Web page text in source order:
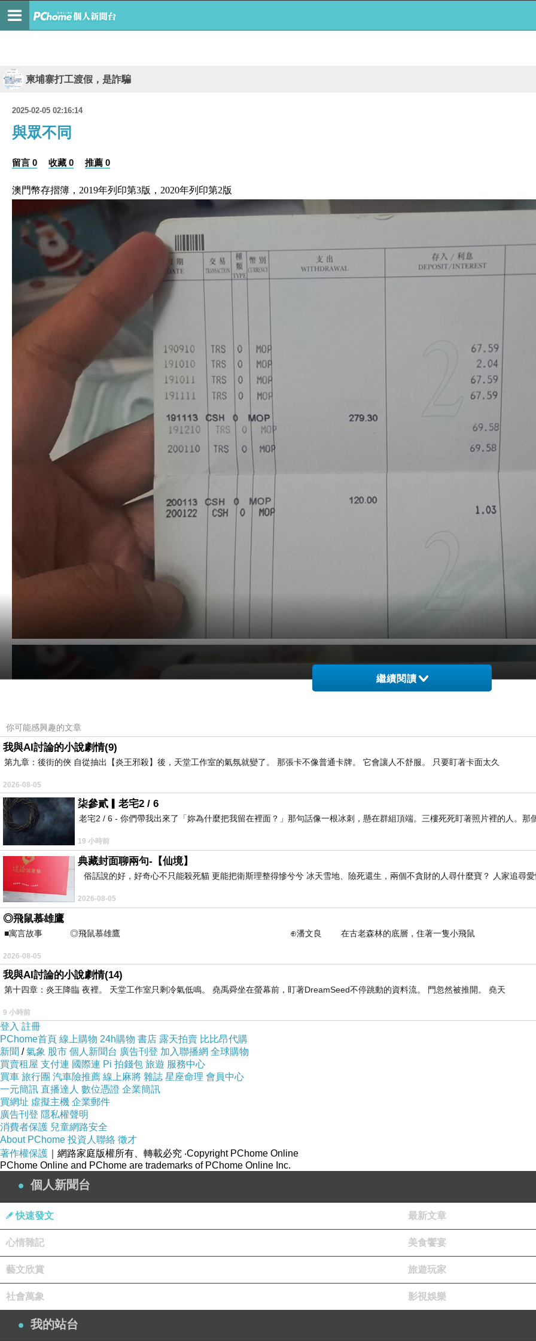
柬埔寨打工渡假，是詐騙
2025-02-05 02:16:14
與眾不同
留言 0 收藏 0 推薦 0
澳門幣存摺簿，2019年列印第3版，2020年列印第2版
上一篇：第五次
繼續閱讀
你可能感興趣的文章
我與AI討論的小說劇情(9)
第九章：後街的俠 自從抽出【炎王邪殺】後，天堂工作室的氣氛就變了。 那張卡不像普通卡牌。 它會讓人不舒服。 只要盯著卡面太久
2026-08-05
柒參貳▎老宅2 / 6
老宅2 / 6 - 你們帶我出來了「妳為什麼把我留在裡面？」那句話像一根冰刺，懸在群組頂端。三樓死死盯著照片裡的人。那
19 小時前
典藏封面聊兩句-【仙境】
俗話說的好，好奇心不只能殺死貓 更能把衛斯理整得慘兮兮 冰天雪地、險死還生，兩個不貪財的人尋什麼寶？ 人家追尋愛
2026-08-05
◎飛鼠慕雄鷹
■寓言故事 ◎飛鼠慕雄鷹 ⊕潘文良 在古老森林的底層，住著一隻小飛鼠
2026-08-05
我與AI討論的小說劇情(14)
第十四章：炎王降臨 夜裡。 天堂工作室只剩冷氣低鳴。 堯禹舜坐在螢幕前，盯著DreamSeed不停跳動的資料流。 門忽然被推開。 堯天
9 小時前
登入 註冊
PChome首頁 線上購物 24h購物 書店 露天拍賣 比比昂代購
新聞 /氣象 股市 個人新聞台 廣告刊登 加入聯播網 全球購物
買賣租屋 支付連 國際連 Pi 拍錢包 旅遊 服務中心
買車 旅行團 汽車險推薦 線上麻將 雜誌 星座命理 會員中心
一元簡訊 直播達人 數位憑證 企業簡訊
買網址 虛擬主機 企業郵件
廣告刊登 隱私權聲明
消費者保護 兒童網路安全
About PChome 投資人聯絡 徵才
著作權保護 ｜網路家庭版權所有、轉載必究 ‧Copyright PChome Online
PChome Online and PChome are trademarks of PChome Online Inc.
個人新聞台
快速發文 最新文章
心情雜記 美食饗宴
藝文欣賞 旅遊玩家
社會萬象 影視娛樂
我的站台